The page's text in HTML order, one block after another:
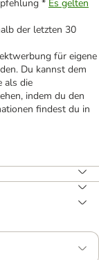
* Es gelten
der letzten 30
für eigene
Du kannst dem
als die
indem du den
findest du in